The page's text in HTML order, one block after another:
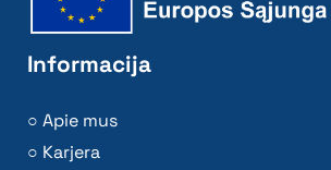
Informacija
Apie mus
Karjera